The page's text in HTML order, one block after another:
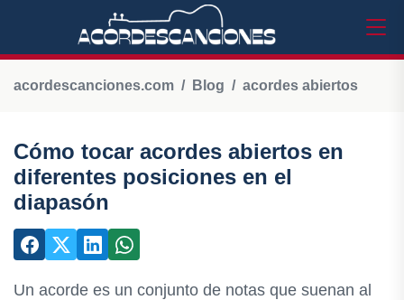
acordescanciones.com Blog acordes abiertos
Cómo tocar acordes abiertos en
diferentes posiciones en el
diapasón
Un acorde es un conjunto de notas que suenan al